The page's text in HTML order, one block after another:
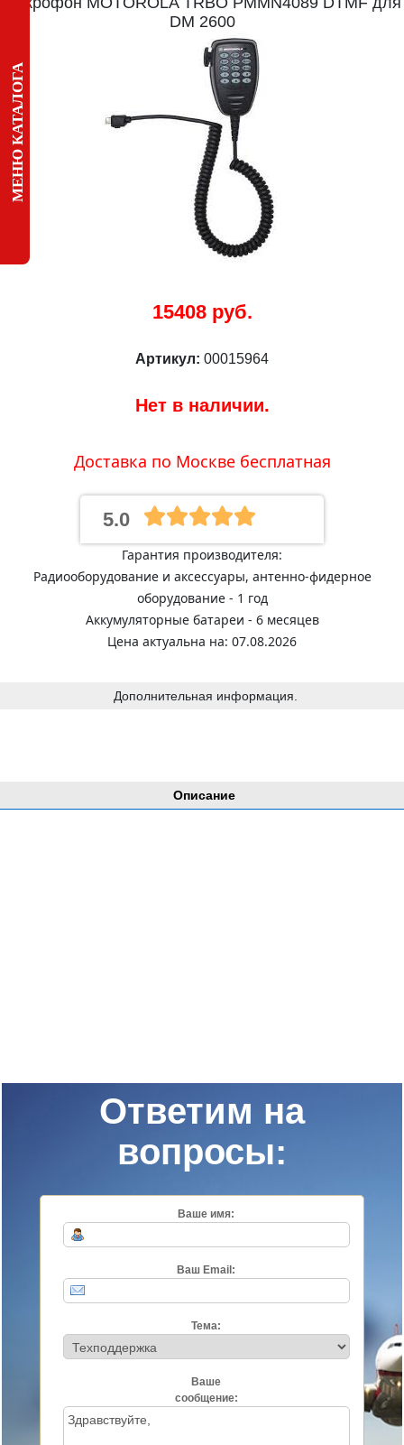
МЕНЮ КАТАЛОГА
Описание
DM 2600
15408 руб.
Артикул: 00015964
Нет в наличии.
Доставка по Москве бесплатная
5.0
Гарантия производителя:
Радиооборудование и аксессуары, антенно-фидерное
оборудование - 1 год
Аккумуляторные батареи - 6 месяцев
Цена актуальна на: 07.08.2026
Дополнительная информация.
Ответим на
вопросы:
Ваше имя:
Ваш Email:
Тема:
Ваше
сообщение: